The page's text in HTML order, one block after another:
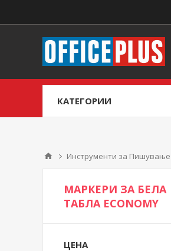
КАТЕГОРИИ
Инструменти за Пишување
МАРКЕРИ ЗА БЕЛА
ТАБЛА ECONOMY
ЦЕНА